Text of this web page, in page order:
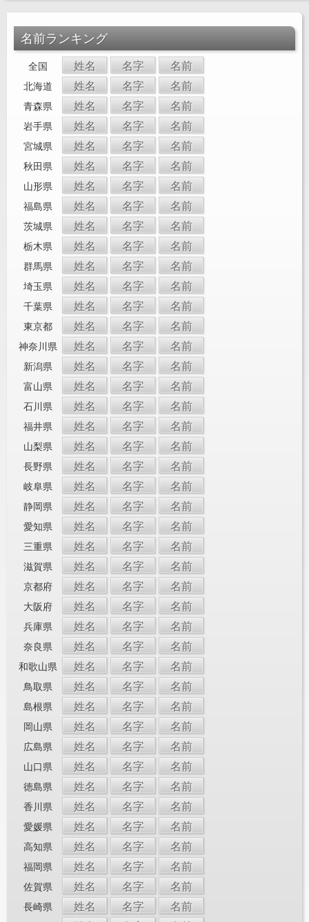
名前ランキング
全国 姓名 名字 名前
北海道 姓名 名字 名前
青森県 姓名 名字 名前
岩手県 姓名 名字 名前
宮城県 姓名 名字 名前
秋田県 姓名 名字 名前
山形県 姓名 名字 名前
福島県 姓名 名字 名前
茨城県 姓名 名字 名前
栃木県 姓名 名字 名前
群馬県 姓名 名字 名前
埼玉県 姓名 名字 名前
千葉県 姓名 名字 名前
東京都 姓名 名字 名前
神奈川県 姓名 名字 名前
新潟県 姓名 名字 名前
富山県 姓名 名字 名前
石川県 姓名 名字 名前
福井県 姓名 名字 名前
山梨県 姓名 名字 名前
長野県 姓名 名字 名前
岐阜県 姓名 名字 名前
静岡県 姓名 名字 名前
愛知県 姓名 名字 名前
三重県 姓名 名字 名前
滋賀県 姓名 名字 名前
京都府 姓名 名字 名前
大阪府 姓名 名字 名前
兵庫県 姓名 名字 名前
奈良県 姓名 名字 名前
和歌山県 姓名 名字 名前
鳥取県 姓名 名字 名前
島根県 姓名 名字 名前
岡山県 姓名 名字 名前
広島県 姓名 名字 名前
山口県 姓名 名字 名前
徳島県 姓名 名字 名前
香川県 姓名 名字 名前
愛媛県 姓名 名字 名前
高知県 姓名 名字 名前
福岡県 姓名 名字 名前
佐賀県 姓名 名字 名前
長崎県 姓名 名字 名前